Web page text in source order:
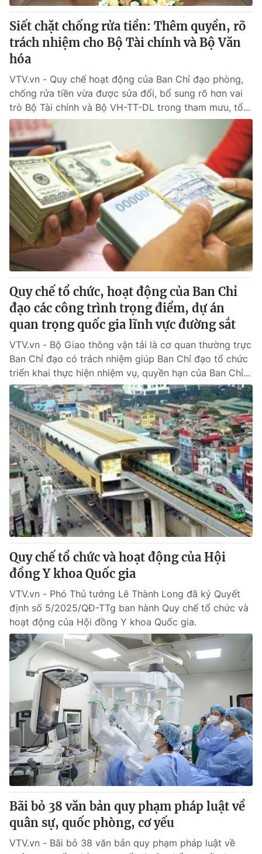
Siết chặt chống rửa tiền: Thêm quyền, rõ
trách nhiệm cho Bộ Tài chính và Bộ Văn
hóa
VTV.vn - Quy chế hoạt động của Ban Chỉ đạo phòng,
chống rửa tiền vừa được sửa đổi, bổ sung rõ hơn vai
trò Bộ Tài chính và Bộ VH-TT-DL trong tham mưu, tổ...
Quy chế tổ chức, hoạt động của Ban Chỉ
đạo các công trình trọng điểm, dự án
quan trọng quốc gia lĩnh vực đường sắt
VTV.vn - Bộ Giao thông vận tải là cơ quan thường trực
Ban Chỉ đạo có trách nhiệm giúp Ban Chỉ đạo tổ chức
triển khai thực hiện nhiệm vụ, quyền hạn của Ban Chỉ...
Quy chế tổ chức và hoạt động của Hội
đồng Y khoa Quốc gia
VTV.vn - Phó Thủ tướng Lê Thành Long đã ký Quyết
định số 5/2025/QĐ-TTg ban hành Quy chế tổ chức và
hoạt động của Hội đồng Y khoa Quốc gia.
Bãi bỏ 38 văn bản quy phạm pháp luật về
quân sự, quốc phòng, cơ yếu
VTV.vn - Bãi bỏ 38 văn bản quy phạm pháp luật về